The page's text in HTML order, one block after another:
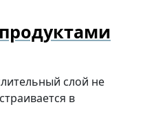
слой не
в